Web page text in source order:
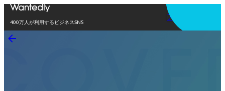
400万人が利用するビジネスSNS
アプリを使う